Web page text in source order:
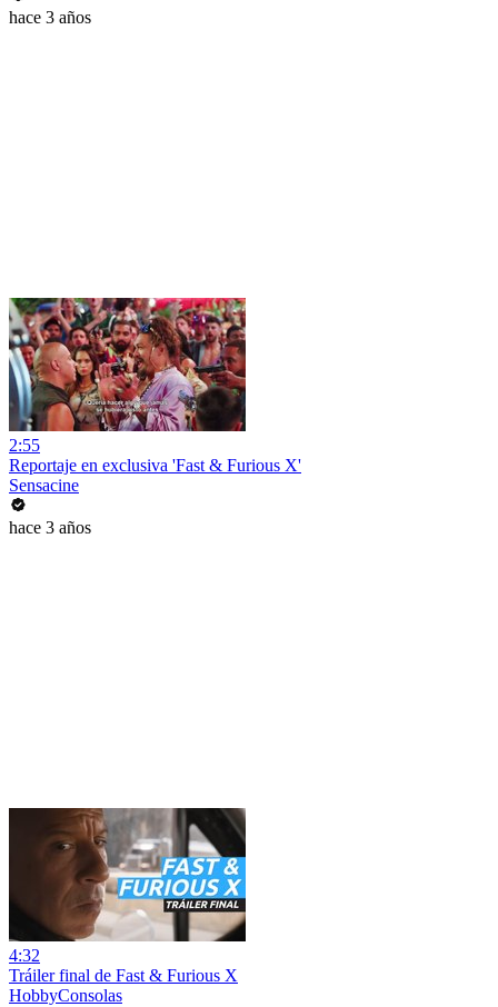
hace 3 años
2:55
Reportaje en exclusiva 'Fast & Furious X'
Sensacine
hace 3 años
4:32
Tráiler final de Fast & Furious X
HobbyConsolas